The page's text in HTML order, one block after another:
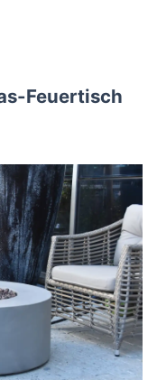
Feuertisch